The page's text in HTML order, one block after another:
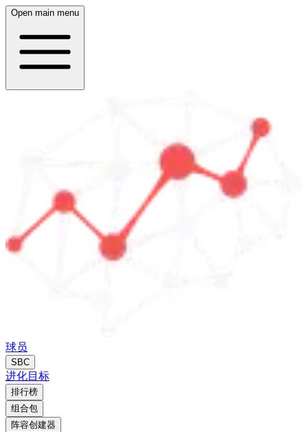
Open main menu
球员
SBC
进化目标
排行榜
组合包
阵容创建器